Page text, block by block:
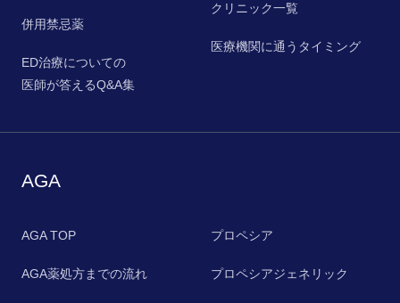
併用禁忌薬
ED治療についての
医師が答えるQ&A集
クリニック一覧
医療機関に通うタイミング
AGA
AGA TOP
AGA薬処方までの流れ
プロペシア
プロペシアジェネリック